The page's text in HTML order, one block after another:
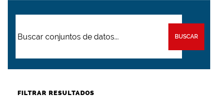
BUSCAR
FILTRAR RESULTADOS